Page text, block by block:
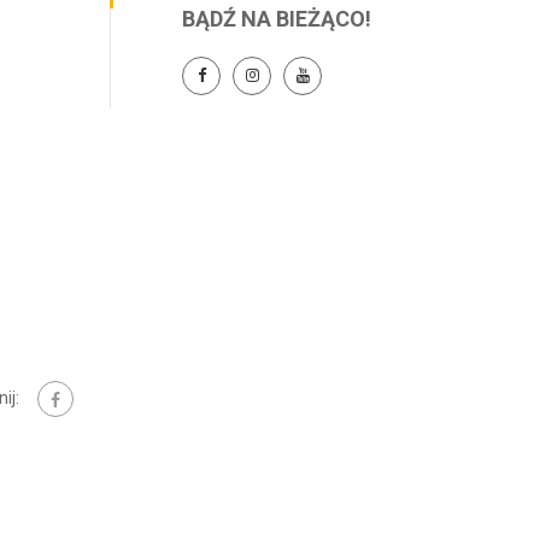
BĄDŹ NA BIEŻĄCO!